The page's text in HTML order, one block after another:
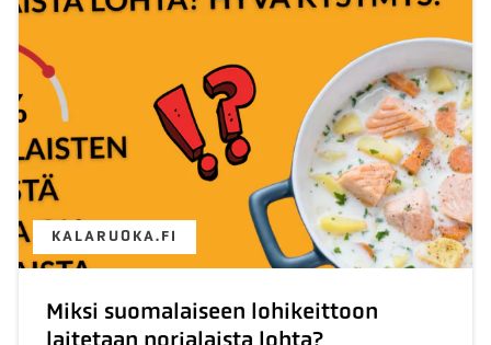
KALARUOKA.FI
Miksi suomalaiseen lohikeittoon
laitetaan norjalaista lohta?